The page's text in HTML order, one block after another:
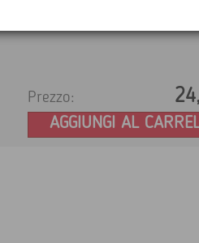
mm Diametro 22
Prezzo:
AGGIUNGI AL